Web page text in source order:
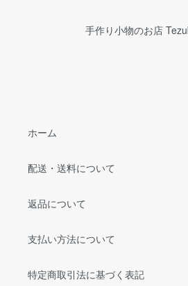
手作り小物のお店
ホーム
配送・送料について
返品について
支払い方法について
特定商取引法に基づく表記